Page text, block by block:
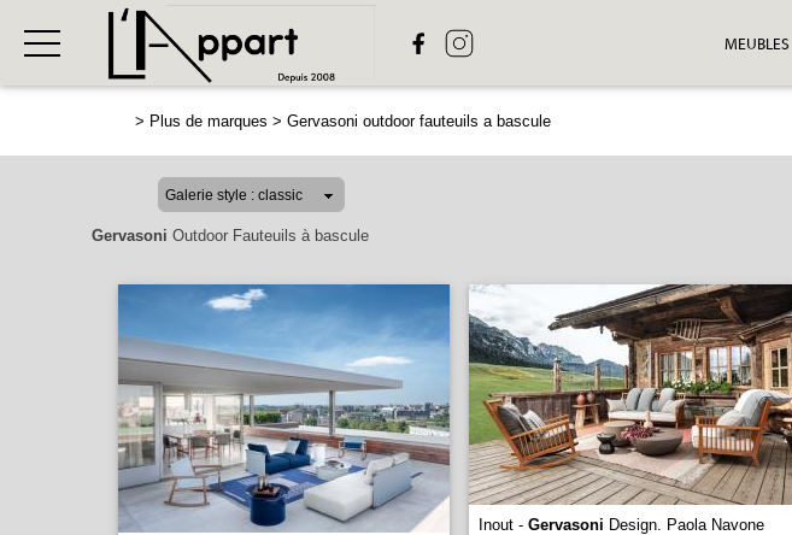
MEUBLES
> Plus de marques > Gervasoni outdoor fauteuils a bascule
Gervasoni Outdoor Fauteuils à bascule
Inout - Gervasoni Design. Paola Navone